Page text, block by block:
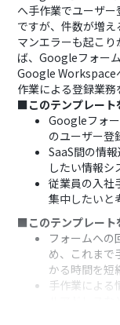
へ手作業でユーザ
ですが、件数が増
マンエラーも起こ
ば、Googleフォー
Google Workspace
作業による登録業務
■このテンプレート
Googleフォ
のユーザー登
SaaS間の情
したい情報シ
従業員の入社
集中したいと
■このテンプレート
フォームへの
め、これまで
かる時間を短
手作業による